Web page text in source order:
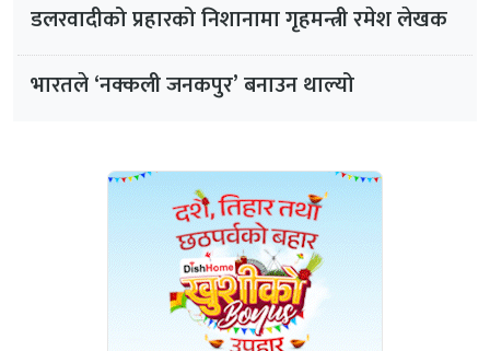
डलरवादीको प्रहारको निशानामा गृहमन्त्री रमेश लेखक
भारतले ‘नक्कली जनकपुर’ बनाउन थाल्यो